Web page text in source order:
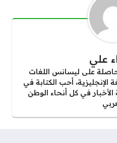
علي
على ليسانس اللغات
الإنجليزية، أحب الكتابة في
في كل أنحاء الوطن